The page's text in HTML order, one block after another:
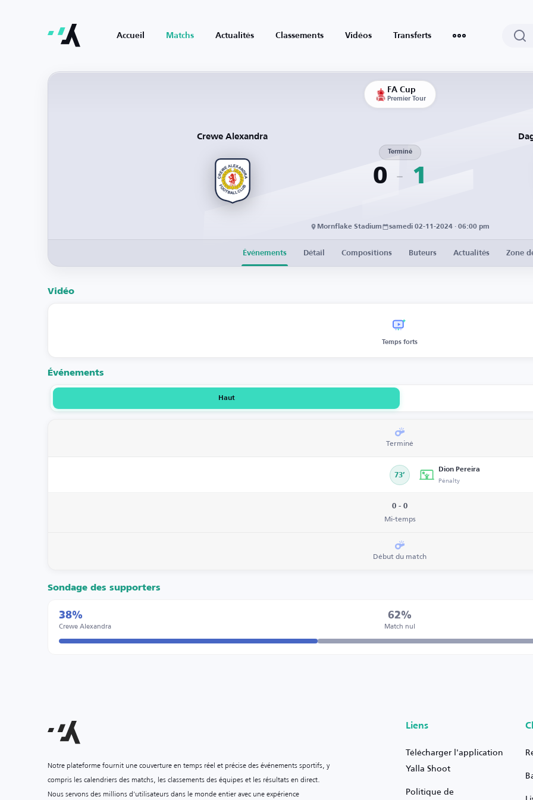
Accueil Matchs Actualités Classements Vidéos Transferts
FA Cup
Premier Tour
Crewe Alexandra
0
Terminé
1
Mornflake Stadium samedi 02-11-2024 · 06:00 pm
Événements Détail Compositions Buteurs Actualités Zone
Vidéo
Temps forts
Événements
Haut
Terminé
73’
Dion Pereira
Pénalty
0 - 0
Mi-temps
Début du match
Sondage des supporters
38%
Crewe Alexandra
62%
Match nul
Notre plateforme fournit une couverture en temps réel et précise des événements sportifs, y
compris les calendriers des matchs, les classements des équipes et les résultats en direct.
Nous servons des millions d'utilisateurs dans le monde entier avec une expérience
Liens
Télécharger l'application
Yalla Shoot
Politique de